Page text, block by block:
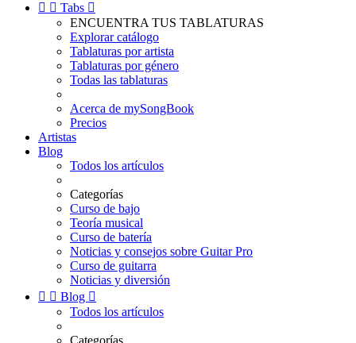
  Tabs 
ENCUENTRA TUS TABLATURAS
Explorar catálogo
Tablaturas por artista
Tablaturas por género
Todas las tablaturas
Acerca de mySongBook
Precios
Artistas
Blog
Todos los artículos
Categorías
Curso de bajo
Teoría musical
Curso de batería
Noticias y consejos sobre Guitar Pro
Curso de guitarra
Noticias y diversión
  Blog 
Todos los artículos
Categorías